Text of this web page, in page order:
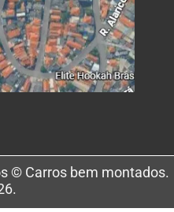
© Carros bem montados.